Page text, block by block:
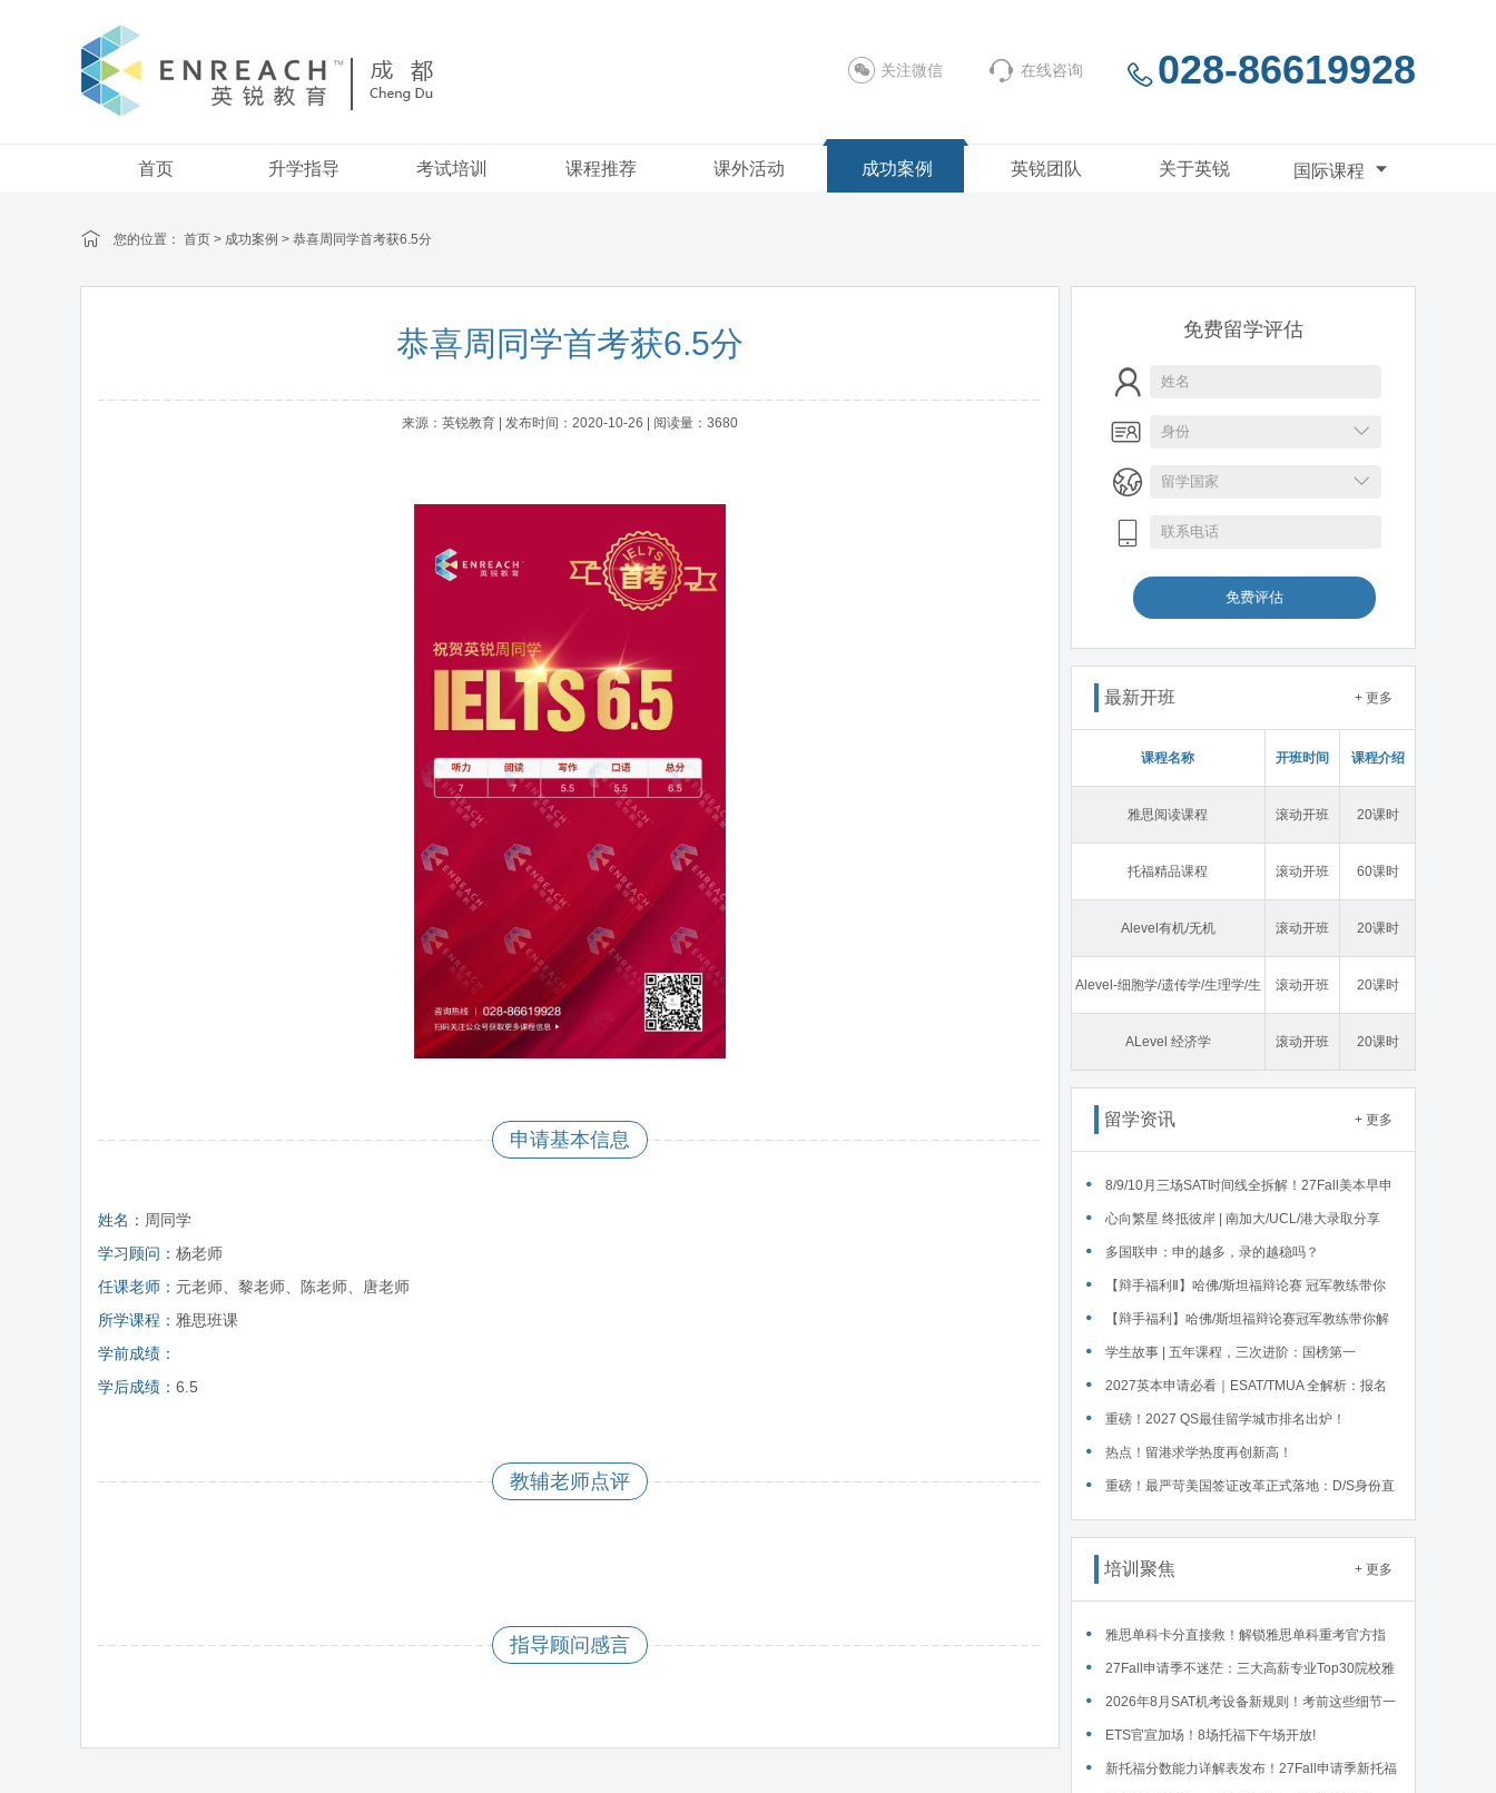
028-86619928
在线咨询
关注微信
首页 升学指导 考试培训 课程推荐 课外活动 成功案例 英锐团队 关于英锐 国际课程
您的位置： 首页 > 成功案例 > 恭喜周同学首考获6.5分
恭喜周同学首考获6.5分
来源：英锐教育 | 发布时间：2020-10-26 | 阅读量：3680
申请基本信息
姓名： 周同学
学习顾问： 杨老师
任课老师： 元老师、黎老师、陈老师、唐老师
所学课程： 雅思班课
学前成绩：
学后成绩： 6.5
教辅老师点评
指导顾问感言
免费留学评估
免费评估
最新开班 + 更多
课程名称 开班时间 课程介绍
雅思阅读课程 滚动开班 20课时
托福精品课程 滚动开班 60课时
Alevel有机/无机 滚动开班 20课时
Alevel-细胞学/遗传学/生理学/生
态学
滚动开班 20课时
ALevel 经济学 滚动开班 20课时
留学资讯 + 更多
‌8/9/10月三场SAT时间线全拆解！27Fall美本早申
时间线盘点～
心向繁星 终抵彼岸 | 南加大/UCL/港大录取分享
多国联申：申的越多，录的越稳吗？
【辩手福利Ⅱ】哈佛/斯坦福辩论赛 冠军教练带你
解读WSDA全国赛Junior即兴辩论第二轮备稿辩题
【辩手福利】哈佛/斯坦福辩论赛冠军教练带你解
读WSDA全国赛Junior即兴辩论第一轮备稿辩题
学生故事 | 五年课程，三次进阶：国榜第一
Serena在英锐的修炼
2027英本申请必看｜ESAT/TMUA 全解析：报名
时间、题型、对应专业、报考注意
重磅！2027 QS最佳留学城市排名出炉！
热点！留港求学热度再创新高！
重磅！最严苛美国签证改革正式落地：D/S身份直
接废除，F1学签最长4年封顶 ... ...
培训聚焦 + 更多
雅思单科卡分直接救！解锁雅思单科重考官方指
南！
27Fall申请季不迷茫：三大高薪专业Top30院校雅
思要求汇总！
2026年8月SAT机考设备新规则！考前这些细节一
定要核对～
ETS官宣加场！8场托福下午场开放!
新托福分数能力详解表发布！27Fall申请季新托福